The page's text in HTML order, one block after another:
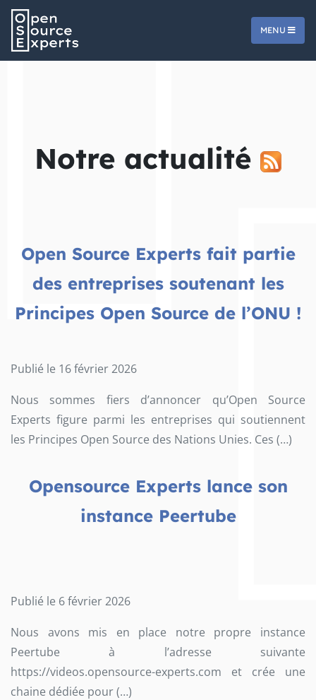
MENU
Notre actualité
Open Source Experts fait partie
des entreprises soutenant les
Principes Open Source de l’ONU !
Publié le 16 février 2026
Nous sommes fiers d’annoncer qu’Open Source
Experts figure parmi les entreprises qui soutiennent
les Principes Open Source des Nations Unies. Ces (…)
Opensource Experts lance son
instance Peertube
Publié le 6 février 2026
Nous avons mis en place notre propre instance
Peertube à l’adresse suivante
https://videos.opensource-experts.com et crée une
chaine dédiée pour (…)